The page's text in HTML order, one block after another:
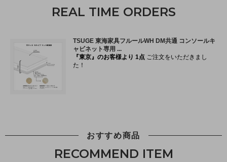
REAL TIME ORDERS
おすすめ商品
RECOMMEND ITEM